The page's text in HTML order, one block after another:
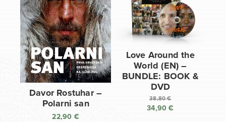
Davor Rostuhar –
Polarni san
22,90 €
Love Around the
World (EN) –
BUNDLE: BOOK &
DVD
38,80€
Izvorna
34,90€